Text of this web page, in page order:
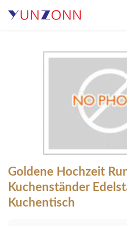
Goldene Hochzeit
Kuchenständer
Kuchentisch